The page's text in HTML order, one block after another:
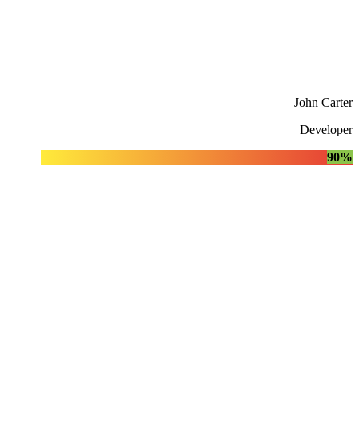
John Carter
Developer
90%